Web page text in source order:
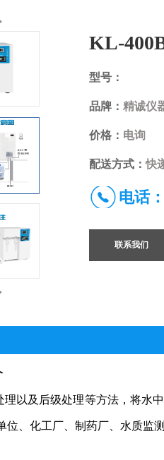
KL-
型号：
品牌： 精诚仪
价格： 电询
配送方式：快
电话：
联系我们
以及后级处理等方法，将水
、化工厂、制药厂、水质